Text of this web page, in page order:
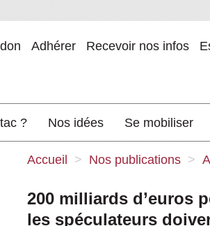
Adhérer Recevoir nos infos
? Nos idées Se mobiliser
Accueil > Nos publications >
200 milliards d’euros
les spéculateurs